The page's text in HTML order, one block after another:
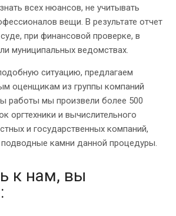
всех нюансов, не учитывать
вещи. В результате отчет
при финансовой проверке, в
муниципальных ведомствах.
ситуацию, предлагаем
оценщикам из группы компаний
работы мы произвели более 500
оргтехники и вычислительного
и государственных компаний,
камни данной процедуры.
к нам, вы